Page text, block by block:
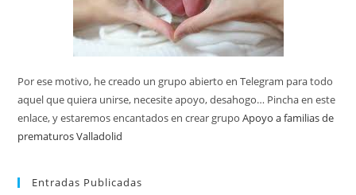
Por ese motivo, he creado un grupo abierto en Telegram para todo
aquel que quiera unirse, necesite apoyo, desahogo… Pincha en este
enlace, y estaremos encantados en crear grupoApoyo a familias de
prematuros Valladolid
Entradas Publicadas